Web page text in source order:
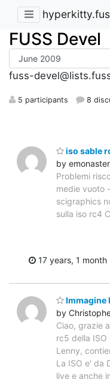
FUSS Devel
fuss-
5 participants 8
iso sable
by
Problemi
medie vuoto
scigraphics
sulla iso rc4
17 years, 1 month
Immagine
by
Ciao, grazie
rc5 della ISO
Lenny,
La ISO e' da
live e anche